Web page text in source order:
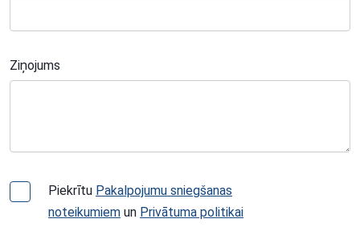
Ziņojums
Piekrītu Pakalpojumu sniegšanas
noteikumiem un Privātuma politikai